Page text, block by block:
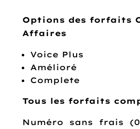
Options des forfaits
Affaires
Voice Plus
Amélioré
Complete
Tous les forfaits
Numéro sans frais